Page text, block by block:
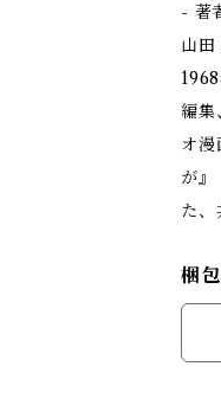
- 著
山田
編集
オ漫
が
た、
梱